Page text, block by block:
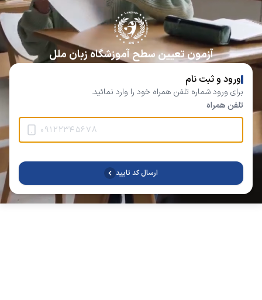
آزمون تعیین سطح آموزشگاه زبان ملل
ورود و ثبت نام
برای ورود شماره تلفن همراه خود را وارد نمائید.
تلفن همراه
ارسال کد تایید